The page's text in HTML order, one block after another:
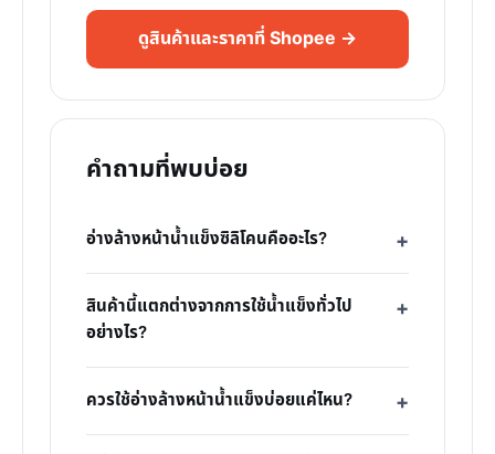
ดูสินค้าและราคาที่ Shopee →
คำถามที่พบบ่อย
อ่างล้างหน้าน้ำแข็งซิลิโคนคืออะไร?
สินค้านี้แตกต่างจากการใช้น้ำแข็งทั่วไป
อย่างไร?
ควรใช้อ่างล้างหน้าน้ำแข็งบ่อยแค่ไหน?